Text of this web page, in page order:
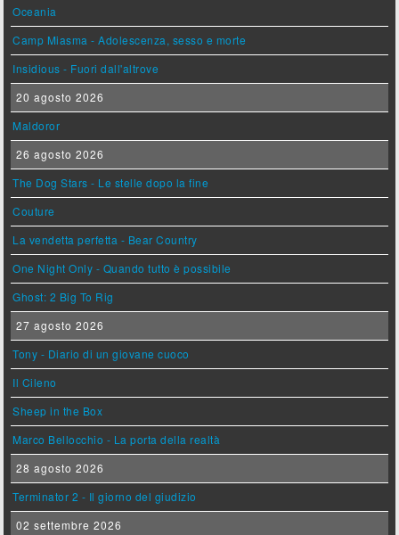
Oceania
Camp Miasma - Adolescenza, sesso e morte
Insidious - Fuori dall'altrove
20 agosto 2026
Maldoror
26 agosto 2026
The Dog Stars - Le stelle dopo la fine
Couture
La vendetta perfetta - Bear Country
One Night Only - Quando tutto è possibile
Ghost: 2 Big To Rig
27 agosto 2026
Tony - Diario di un giovane cuoco
Il Cileno
Sheep in the Box
Marco Bellocchio - La porta della realtà
28 agosto 2026
Terminator 2 - Il giorno del giudizio
02 settembre 2026